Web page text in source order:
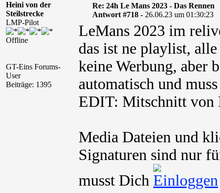
Heini von der
Steilstrecke
LMP-Pilot
Offline
GT-Eins Forums-
User
Beiträge: 1395
Re: 24h Le Mans 2023 - Das Rennen
Antwort #718 - 26.06.23 um 01:30:23
LeMans 2023 im
das ist ne playlist,
keine Werbung, aber
automatisch und
EDIT: Mitschnitt von
Media Dateien und
Signaturen sind nur
musst Dich